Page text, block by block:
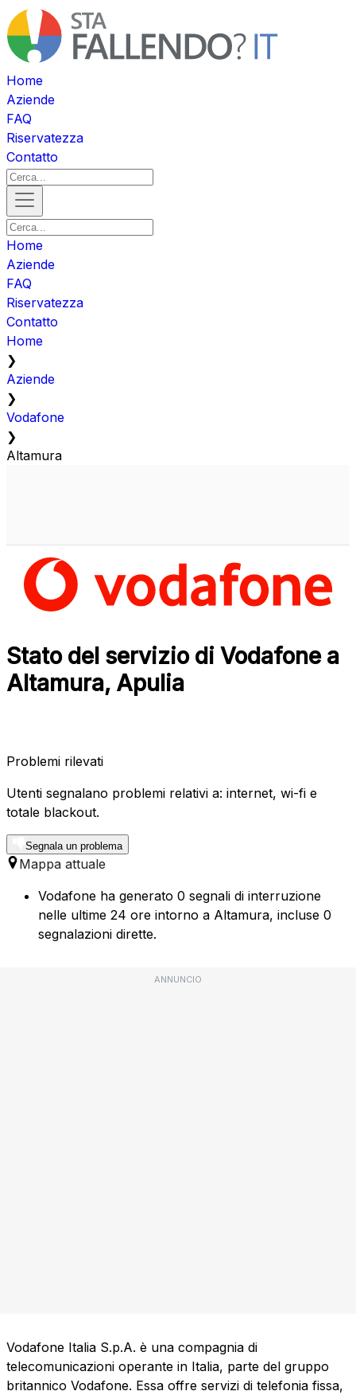
Home
Aziende
FAQ
Riservatezza
Contatto
Home
Aziende
FAQ
Riservatezza
Contatto
Home
❯
Aziende
❯
Vodafone
❯
Altamura
Stato del servizio di Vodafone a
Altamura, Apulia
Problemi rilevati
Utenti segnalano problemi relativi a: internet, wi-fi e
totale blackout.
Segnala un problema
Mappa attuale
Vodafone ha generato 0 segnali di interruzione
nelle ultime 24 ore intorno a Altamura, incluse 0
segnalazioni dirette.
ANNUNCIO
Vodafone Italia S.p.A. è una compagnia di
telecomunicazioni operante in Italia, parte del gruppo
britannico Vodafone. Essa offre servizi di telefonia fissa,